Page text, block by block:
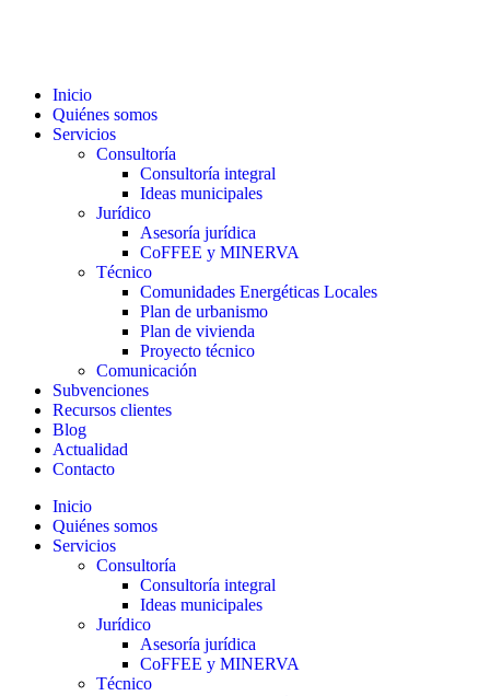
Inicio
Quiénes somos
Servicios
Consultoría
Consultoría integral
Ideas municipales
Jurídico
Asesoría jurídica
CoFFEE y MINERVA
Técnico
Comunidades Energéticas Locales
Plan de urbanismo
Plan de vivienda
Proyecto técnico
Comunicación
Subvenciones
Recursos clientes
Blog
Actualidad
Contacto
Inicio
Quiénes somos
Servicios
Consultoría
Consultoría integral
Ideas municipales
Jurídico
Asesoría jurídica
CoFFEE y MINERVA
Técnico